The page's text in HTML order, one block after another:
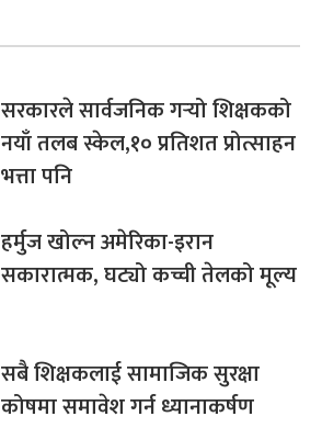
सरकारले सार्वजनिक गर्‍यो शिक्षकको
नयाँ तलब स्केल,१० प्रतिशत प्रोत्साहन
भत्ता पनि
हर्मुज खोल्न अमेरिका-इरान
सकारात्मक, घट्यो कच्ची तेलको मूल्य
सबै शिक्षकलाई सामाजिक सुरक्षा
कोषमा समावेश गर्न ध्यानाकर्षण